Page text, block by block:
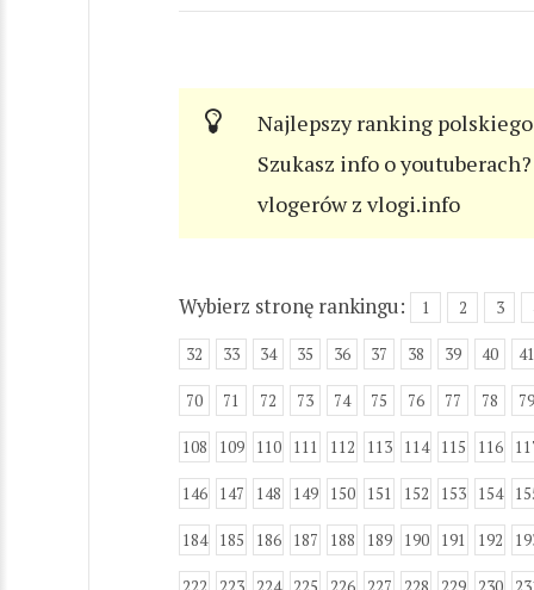
Najlepszy ranking
Szukasz info o
vlogerów z vlogi.info
Wybierz stronę rankingu: 1 2 3
32 33 34 35 36 37 38 39 40 41
70 71 72 73 74 75 76 77 78 79
108 109 110 111 112 113 114 115 116
146 147 148 149 150 151 152 153 154
184 185 186 187 188 189 190 191 192